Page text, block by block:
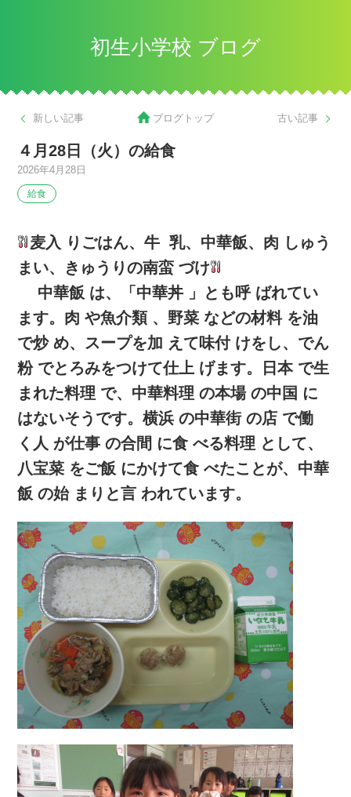
初生小学校 ブログ
新しい記事 古い記事
ブログトップ
４月28日（火）の給食
2026年4月28日
給食
麦入 りごはん、牛 乳、中華飯、肉 しゅう
まい、きゅうりの南蛮 づけ
中華飯 は、「中華丼 」とも呼 ばれてい
ます。肉 や魚介類 、野菜 などの材料 を油
で炒 め、スープを加 えて味付 けをし、でん
粉 でとろみをつけて仕上 げます。日本 で生
まれた料理 で、中華料理 の本場 の中国 に
はないそうです。横浜 の中華街 の店 で働
く人 が仕事 の合間 に食 べる料理 として、
八宝菜 をご飯 にかけて食 べたことが、中華
飯 の始 まりと言 われています。